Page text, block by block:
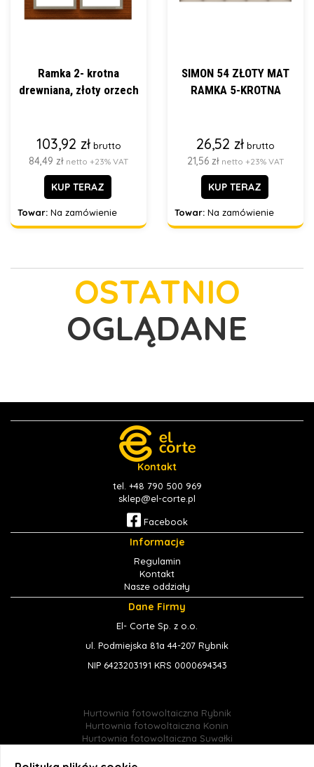
Ramka 2- krotna
drewniana, złoty orzech
103,92 zł brutto
84,49 zł netto +23% VAT
KUP TERAZ
Towar: Na zamówienie
SIMON 54 ZŁOTY MAT
RAMKA 5-KROTNA
26,52 zł brutto
21,56 zł netto +23% VAT
KUP TERAZ
Towar: Na zamówienie
OSTATNIO
OGLĄDANE
Kontakt
tel. +48 790 500 969
sklep@el-corte.pl
Facebook
Informacje
Regulamin
Kontakt
Nasze oddziały
Dane Firmy
El- Corte Sp. z o.o.
ul. Podmiejska 81a 44-207 Rybnik
NIP 6423203191 KRS 0000694343
Hurtownia fotowoltaiczna Rybnik
Hurtownia fotowoltaiczna Konin
Hurtownia fotowoltaiczna Suwałki
Hurtownia fotowoltaiczna Śląsk